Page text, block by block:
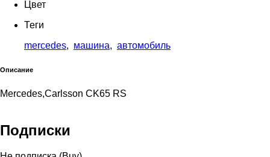
Цвет
Теги
mercedes, машина, автомобиль
Описание
Mercedes,Carlsson CK65 RS
Подписки